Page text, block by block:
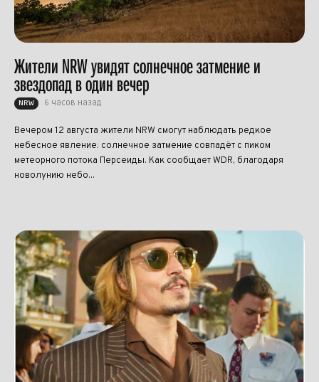
Жители NRW увидят солнечное затмение и
звездопад в один вечер
NRW 6 часов назад
Вечером 12 августа жители NRW смогут наблюдать редкое
небесное явление: солнечное затмение совпадёт с пиком
метеорного потока Персеиды. Как сообщает WDR, благодаря
новолунию небо...